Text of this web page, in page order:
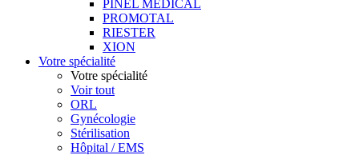
PINEL MEDICAL
PROMOTAL
RIESTER
XION
Votre spécialité
Votre spécialité
Voir tout
ORL
Gynécologie
Stérilisation
Hôpital / EMS